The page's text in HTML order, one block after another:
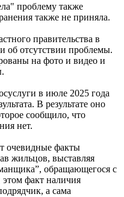
проблему также
также не приняла.
правительства в
об отсутствии проблемы.
на фото и видео и
в июле 2025 года
В результате оно
сообщило, что
нет.
очевидные факты
жильцов, выставляя
обращающегося с
факт наличия
а сама